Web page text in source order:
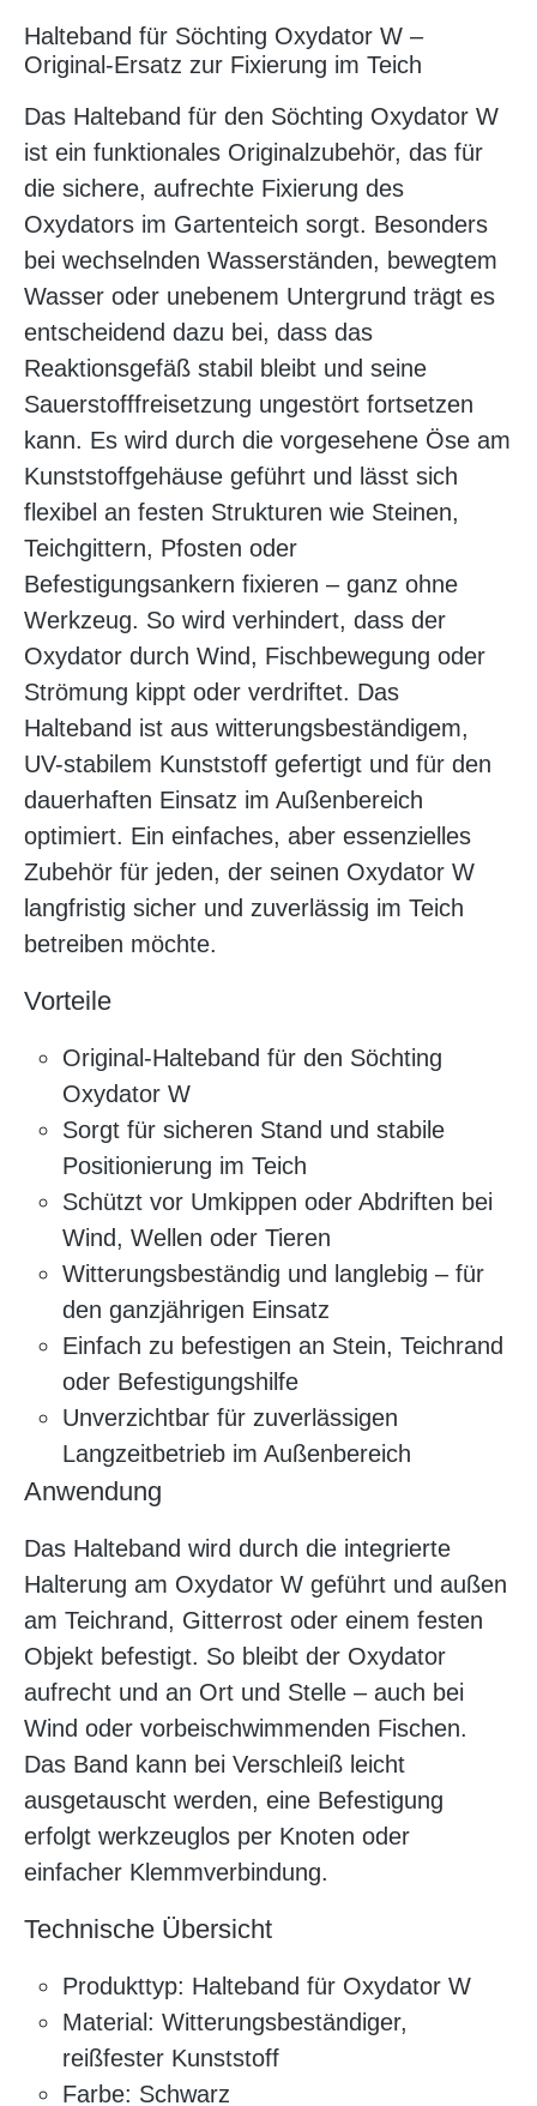
Halteband für Söchting Oxydator W –
Original-Ersatz zur Fixierung im Teich
Das Halteband für den Söchting Oxydator W
ist ein funktionales Originalzubehör, das für
die sichere, aufrechte Fixierung des
Oxydators im Gartenteich sorgt. Besonders
bei wechselnden Wasserständen, bewegtem
Wasser oder unebenem Untergrund trägt es
entscheidend dazu bei, dass das
Reaktionsgefäß stabil bleibt und seine
Sauerstofffreisetzung ungestört fortsetzen
kann. Es wird durch die vorgesehene Öse am
Kunststoffgehäuse geführt und lässt sich
flexibel an festen Strukturen wie Steinen,
Teichgittern, Pfosten oder
Befestigungsankern fixieren – ganz ohne
Werkzeug. So wird verhindert, dass der
Oxydator durch Wind, Fischbewegung oder
Strömung kippt oder verdriftet. Das
Halteband ist aus witterungsbeständigem,
UV-stabilem Kunststoff gefertigt und für den
dauerhaften Einsatz im Außenbereich
optimiert. Ein einfaches, aber essenzielles
Zubehör für jeden, der seinen Oxydator W
langfristig sicher und zuverlässig im Teich
betreiben möchte.
Vorteile
Original-Halteband für den Söchting
Oxydator W
Sorgt für sicheren Stand und stabile
Positionierung im Teich
Schützt vor Umkippen oder Abdriften bei
Wind, Wellen oder Tieren
Witterungsbeständig und langlebig – für
den ganzjährigen Einsatz
Einfach zu befestigen an Stein, Teichrand
oder Befestigungshilfe
Unverzichtbar für zuverlässigen
Langzeitbetrieb im Außenbereich
Anwendung
Das Halteband wird durch die integrierte
Halterung am Oxydator W geführt und außen
am Teichrand, Gitterrost oder einem festen
Objekt befestigt. So bleibt der Oxydator
aufrecht und an Ort und Stelle – auch bei
Wind oder vorbeischwimmenden Fischen.
Das Band kann bei Verschleiß leicht
ausgetauscht werden, eine Befestigung
erfolgt werkzeuglos per Knoten oder
einfacher Klemmverbindung.
Technische Übersicht
Produkttyp: Halteband für Oxydator W
Material: Witterungsbeständiger,
reißfester Kunststoff
Farbe: Schwarz